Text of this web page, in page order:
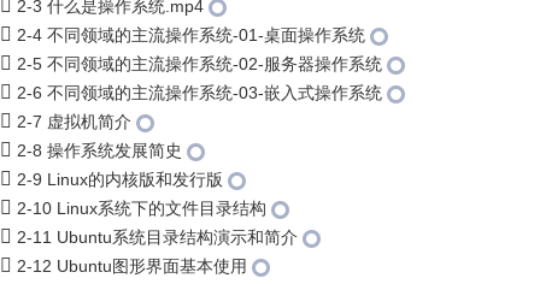
2-3 什么是操作系统.mp4
2-4 不同领域的主流操作系统-01-桌面操作系统
2-5 不同领域的主流操作系统-02-服务器操作系统
2-6 不同领域的主流操作系统-03-嵌入式操作系统
2-7 虚拟机简介
2-8 操作系统发展简史
2-9 Linux的内核版和发行版
2-10 Linux系统下的文件目录结构
2-11 Ubuntu系统目录结构演示和简介
2-12 Ubuntu图形界面基本使用